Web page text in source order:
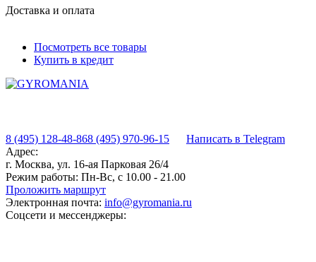
Доставка и оплата
Посмотреть все товары
Купить в кредит
8 (495) 128-48-868 (495) 970-96-15
Написать в Telegram
Адрес:
г. Москва, ул. 16-ая Парковая 26/4
Режим работы: Пн-Вс, с 10.00 - 21.00
Проложить маршрут
Электронная почта: info@gyromania.ru
Соцсети и мессенджеры: